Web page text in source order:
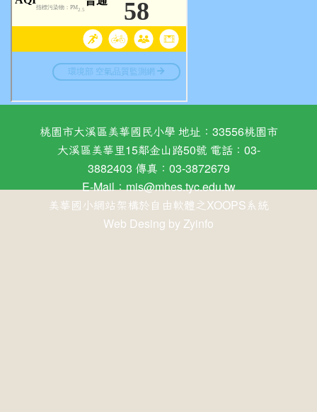
桃園市大溪區美華國民小學 地址：33556桃園市
大溪區美華里15鄰金山路50號 電話：03-
3882403 傳真：03-3872679
E-Mail：mis@mhes.tyc.edu.tw
美華國小網站架構於自由軟體之XOOPS系統
Web Desing by Zyinfo